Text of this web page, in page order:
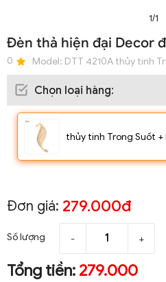
1/1
Đèn thả hiện đại Decor
0 Model: DTT 4210A thủy tinh
Chọn loại hàng:
thủy tinh Trong Suốt +
Đơn giá: 279.000đ
Số lượng - +
Tổng tiền: 279.000